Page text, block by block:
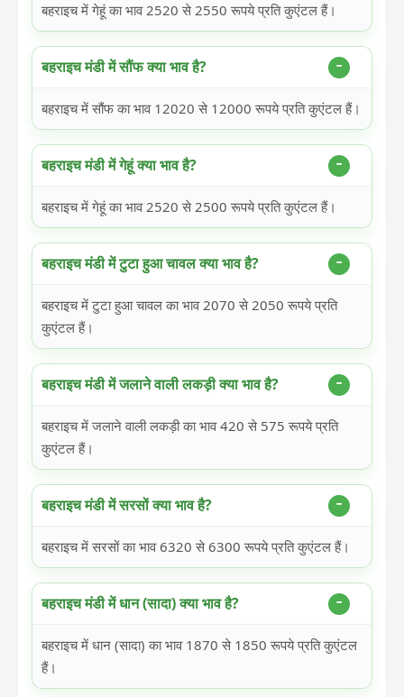
बहराइच में गेहूं का भाव 2520 से 2550 रूपये प्रति कुएंटल हैं।
बहराइच मंडी में सौंफ क्या भाव है?
बहराइच में सौंफ का भाव 12020 से 12000 रूपये प्रति कुएंटल हैं।
बहराइच मंडी में गेहूं क्या भाव है?
बहराइच में गेहूं का भाव 2520 से 2500 रूपये प्रति कुएंटल हैं।
बहराइच मंडी में टुटा हुआ चावल क्या भाव है?
बहराइच में टुटा हुआ चावल का भाव 2070 से 2050 रूपये प्रति
कुएंटल हैं।
बहराइच मंडी में जलाने वाली लकड़ी क्या भाव है?
बहराइच में जलाने वाली लकड़ी का भाव 420 से 575 रूपये प्रति
कुएंटल हैं।
बहराइच मंडी में सरसों क्या भाव है?
बहराइच में सरसों का भाव 6320 से 6300 रूपये प्रति कुएंटल हैं।
बहराइच मंडी में धान (सादा) क्या भाव है?
बहराइच में धान (सादा) का भाव 1870 से 1850 रूपये प्रति कुएंटल
हैं।